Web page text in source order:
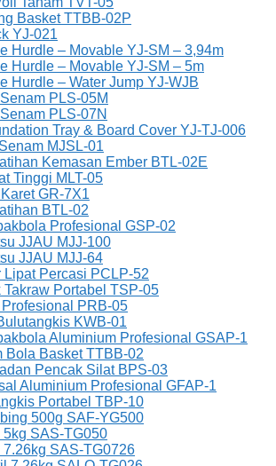
Basket TTBB-02P
YJ-021
Hurdle – Movable YJ-SM – 3,94m
Hurdle – Movable YJ-SM – 5m
Hurdle – Water Jump YJ-WJB
PLS-05M
PLS-07N
Tray & Board Cover YJ-TJ-006
MJSL-01
Kemasan Ember BTL-02E
Tinggi MLT-05
GR-7X1
BTL-02
Profesional GSP-02
JJAU MJJ-100
JJAU MJJ-64
Lipat Percasi PCLP-52
Takraw Portabel TSP-05
PRB-05
KWB-01
Aluminium Profesional GSAP-1
Bola Basket TTBB-02
Pencak Silat BPS-03
Aluminium Profesional GFAP-1
Portabel TBP-10
500g SAF-YG500
5kg SAS-TG050
7.26kg SAS-TG0726